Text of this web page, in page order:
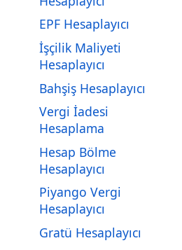
EPF Hesaplayıcı
İşçilik Maliyeti
Hesaplayıcı
Bahşiş Hesaplayıcı
Vergi İadesi
Hesaplama
Hesap Bölme
Hesaplayıcı
Piyango Vergi
Hesaplayıcı
Gratü Hesaplayıcı